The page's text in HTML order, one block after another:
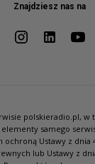
Znajdziesz nas na
polskieradio.pl, w
samego
Ustawy z dnia
lub Ustawy z